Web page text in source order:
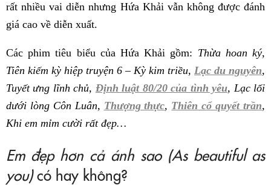
rất nhiều vai diễn nhưng Hứa Khải vẫn không được đánh
giá cao về diễn xuất.
Các phim tiêu biểu của Hứa Khải gồm: Thừa hoan ký,
Tiên kiếm kỳ hiệp truyện 6 – Kỳ kim triều, Lạc du nguyên,
Tuyết ưng lĩnh chủ, Định luật 80/20 của tình yêu, Lạc lối
dưới lòng Côn Luân, Thượng thực, Thiên cổ quyết trần,
Khi em mỉm cười rất đẹp…
Em đẹp hơn cả ánh sao (As beautiful as
you)có hay không?